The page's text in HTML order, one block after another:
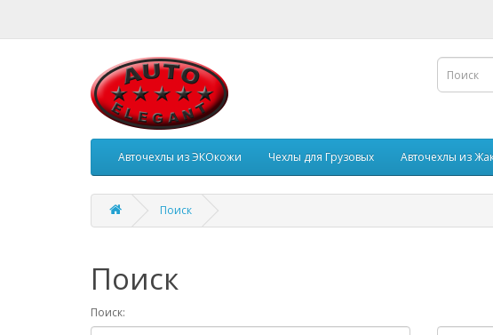
Авточехлы из ЭКОкожи Чехлы для Грузовых Авточехлы из
Поиск
Поиск
Поиск: